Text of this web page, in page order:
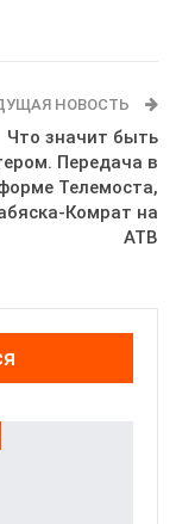
НОВОСТЬ
Что значит быть
Передача в
Телемоста,
Комрат на
АТВ